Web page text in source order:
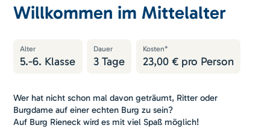
Willkommen im Mittelalter
Alter
5.-6. Klasse
Dauer
3 Tage
Kosten*
23,00 € pro Person
Wer hat nicht schon mal davon geträumt, Ritter oder
Burgdame auf einer echten Burg zu sein?
Auf Burg Rieneck wird es mit viel Spaß möglich!